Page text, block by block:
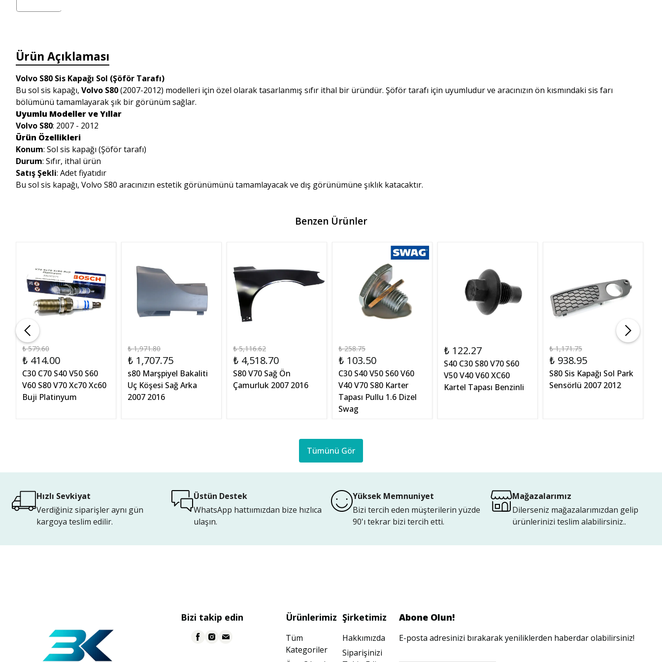
Ürün Açıklaması
Volvo S80 Sis Kapağı Sol (Şöför Tarafı)
Bu sol sis kapağı, Volvo S80(2007-2012) modelleri için özel olarak tasarlanmış sıfır ithal bir üründür. Şöför tarafı için uyumludur ve aracınızın ön kısmındaki sis farı
bölümünü tamamlayarak şık bir görünüm sağlar.
Uyumlu Modeller ve Yıllar
Volvo S80: 2007 - 2012
Ürün Özellikleri
Konum: Sol sis kapağı (Şöför tarafı)
Durum: Sıfır, ithal ürün
Satış Şekli: Adet fiyatıdır
Bu sol sis kapağı, Volvo S80 aracınızın estetik görünümünü tamamlayacak ve dış görünümüne şıklık katacaktır.
Benzen Ürünler
₺ 579.60
₺ 414.00
C30 C70 S40 V50 S60
V60 S80 V70 Xc70 Xc60
Buji Platinyum
₺ 1,971.80
₺ 1,707.75
s80 Marşpiyel Bakaliti
Uç Köşesi Sağ Arka
2007 2016
₺ 5,116.62
₺ 4,518.70
S80 V70 Sağ Ön
Çamurluk 2007 2016
₺ 258.75
₺ 103.50
C30 S40 V50 S60 V60
V40 V70 S80 Karter
Tapası Pullu 1.6 Dizel
Swag
₺ 122.27
S40 C30 S80 V70 S60
V50 V40 V60 XC60
Kartel Tapası Benzinli
₺ 1,171.75
₺ 938.95
S80 Sis Kapağı Sol Park
Sensörlü 2007 2012
Tümünü Gör
Hızlı Sevkiyat
Verdiğiniz siparişler aynı gün
kargoya teslim edilir.
Üstün Destek
WhatsApp hattıımızdan bize hızlıca
ulaşın.
Yüksek Memnuniyet
Bizi tercih eden müşterilerin yüzde
90'ı tekrar bizi tercih etti.
Mağazalarımız
Dilerseniz mağazalarımızdan gelip
ürünlerinizi teslim alabilirsiniz..
Bizi takip edin Ürünlerimiz
Tüm
Kategoriler
Şirketimiz
Hakkımızda
Siparişinizi
Abone Olun!
E-posta adresinizi bırakarak yeniliklerden haberdar olabilirsiniz!